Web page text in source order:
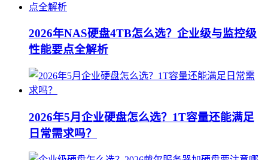
2026年NAS硬盘4TB怎么选？企业级与监控级
性能要点全解析
2026年5月企业硬盘怎么选？1T容量还能满足
日常需求吗？